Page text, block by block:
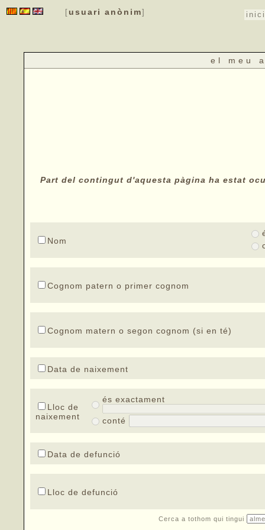
[ usuari anònim] inici
el meu
Part del contingut d'aquesta pàgina ha estat
Nom
Cognom patern o primer cognom
Cognom matern o segon cognom (si en té)
Data de naixement
Lloc de
naixement
és exactament
conté
Data de defunció
Lloc de defunció
Cerca a tothom qui tingui